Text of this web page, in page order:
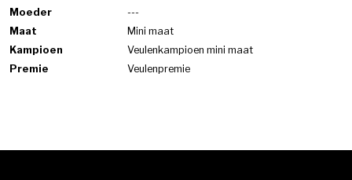
Moeder
---
Maat
Mini maat
Kampioen
Veulenkampioen mini maat
Premie
Veulenpremie